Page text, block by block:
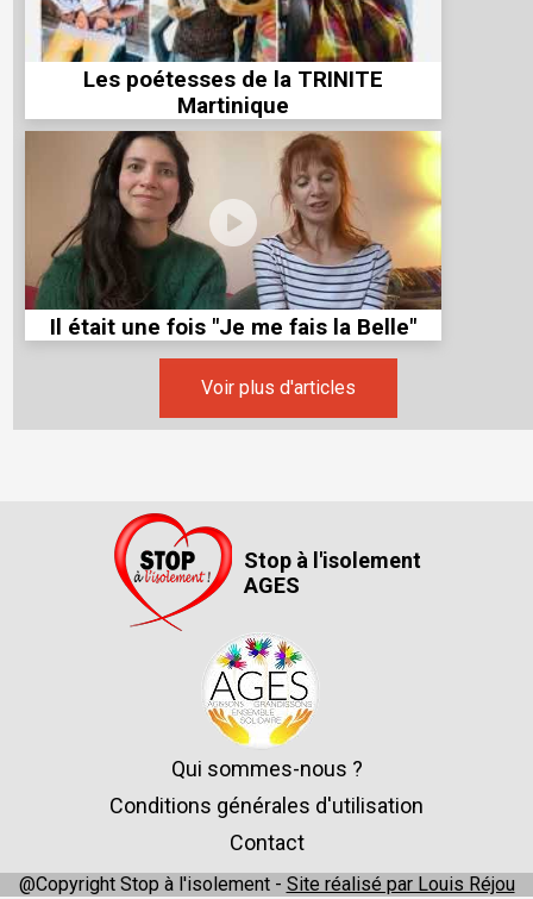
Les poétesses de la TRINITE
Martinique
Il était une fois "Je me fais la Belle"
Voir plus d'articles
Stop à l'isolement
AGES
Qui sommes-nous ?
Conditions générales d'utilisation
Contact
@Copyright Stop à l'isolement - Site réalisé par Louis Réjou